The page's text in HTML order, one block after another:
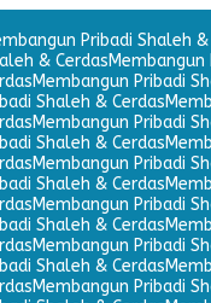
Pribadi Shaleh &
& CerdasMembangun
Membangun Pribadi
Shaleh & Cerdas
Membangun Pribadi
Shaleh & Cerdas
Membangun Pribadi
Shaleh & Cerdas
Membangun Pribadi
Shaleh & Cerdas
Membangun Pribadi
Shaleh & Cerdas
Membangun Pribadi